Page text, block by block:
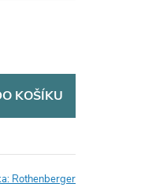
KOŠÍKU
Rothenberger